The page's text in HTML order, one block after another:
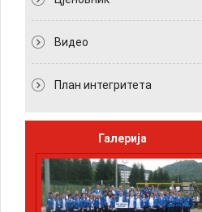
Видео
План интегритета
Галерија